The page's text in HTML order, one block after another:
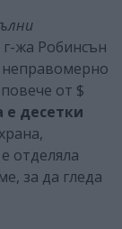
г-жа Робинсън
неправомерно
от $
е десетки
отделяла
за да гледа